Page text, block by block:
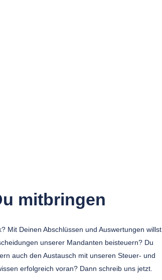
mitbringen
Mit Deinen Abschlüssen und Auswertungen willst
unserer Mandanten beisteuern? Du
auch den Austausch mit unseren Steuer- und
erfolgreich voran? Dann schreib uns jetzt.